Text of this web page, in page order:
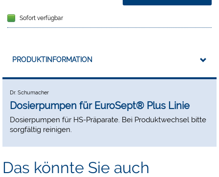
Sofort verfügbar
PRODUKTINFORMATION
Dr. Schumacher
Dosierpumpen für EuroSept® Plus Linie
Dosierpumpen für HS-Präparate. Bei Produktwechsel bitte
sorgfältig reinigen.
Das könnte Sie auch